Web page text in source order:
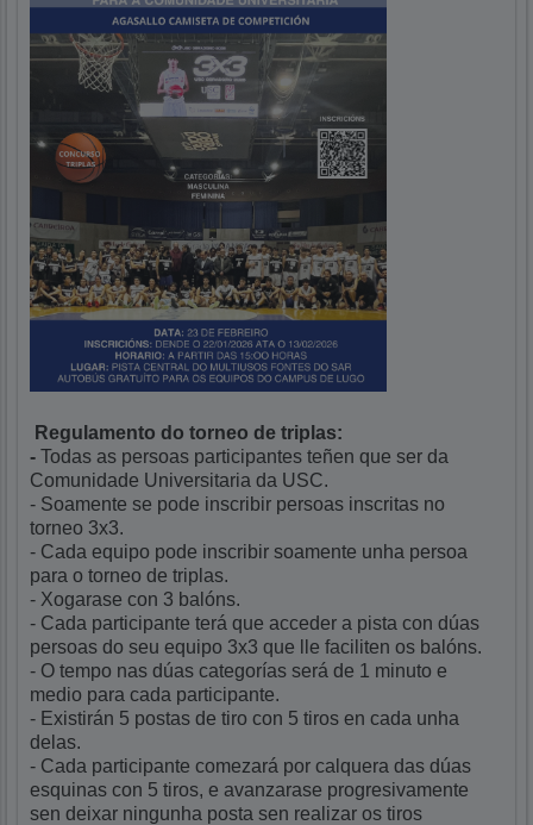
Regulamento do torneo de triplas:
-Todas as persoas participantes teñen que ser da
Comunidade Universitaria da USC.
- Soamente se pode inscribir persoas inscritas no
torneo 3x3.
- Cada equipo pode inscribir soamente unha persoa
para o torneo de triplas.
- Xogarase con 3 balóns.
- Cada participante terá que acceder a pista con dúas
persoas do seu equipo 3x3 que lle faciliten os balóns.
- O tempo nas dúas categorías será de 1 minuto e
medio para cada participante.
- Existirán 5 postas de tiro con 5 tiros en cada unha
delas.
- Cada participante comezará por calquera das dúas
esquinas con 5 tiros, e avanzarase progresivamente
sen deixar ningunha posta sen realizar os tiros